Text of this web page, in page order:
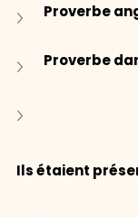
Proverbe
Proverbe
Ils étaient